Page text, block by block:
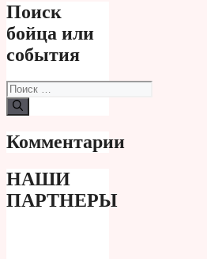
Поиск
бойца или
события
Поиск:
Комментарии
НАШИ
ПАРТНЕРЫ